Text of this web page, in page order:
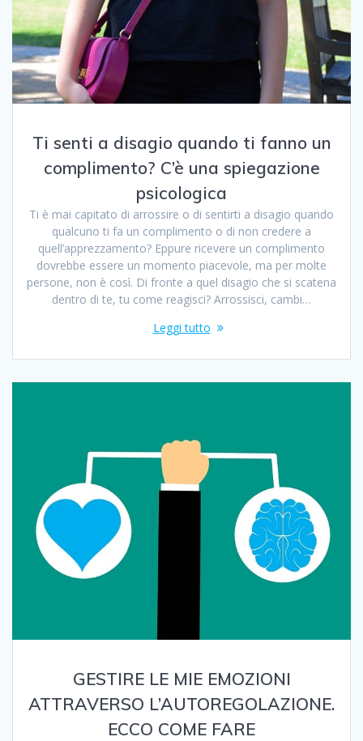
Ti senti a disagio quando ti fanno un
complimento? C’è una spiegazione
psicologica
Ti è mai capitato di arrossire o di sentirti a disagio quando
qualcuno ti fa un complimento o di non credere a
quell’apprezzamento? Eppure ricevere un complimento
dovrebbe essere un momento piacevole, ma per molte
persone, non è così. Di fronte a quel disagio che si scatena
dentro di te, tu come reagisci? Arrossisci, cambi…
Leggi tutto
GESTIRE LE MIE EMOZIONI
ATTRAVERSO L’AUTOREGOLAZIONE.
ECCO COME FARE